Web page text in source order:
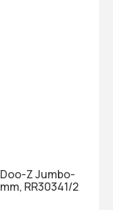
Z Jumbo-
RR30341/2